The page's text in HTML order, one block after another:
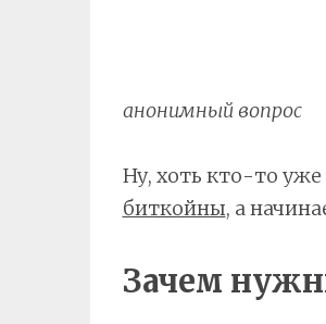
анонимный вопрос
Ну, хоть кто-то
биткойны, а
Зачем